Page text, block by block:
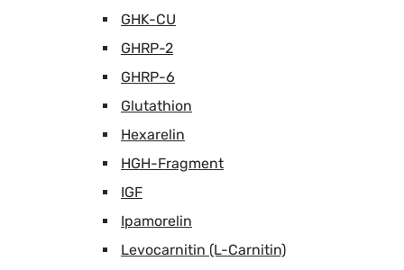
GHK-CU
GHRP-2
GHRP-6
Glutathion
Hexarelin
HGH-Fragment
IGF
Ipamorelin
Levocarnitin (L-Carnitin)